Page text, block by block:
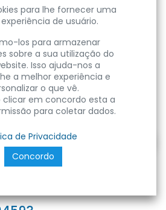
6400K 100-
para lhe fornecer uma
de usuário.
los para armazenar
sobre a sua utilização do
Isso ajuda-nos a
a melhor experiência e
o que vê.
clicar em concordo esta a
para coletar dados.
de Privacidade
Concordo